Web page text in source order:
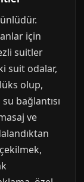
için
suitler
suit odalar,
olup,
bağlantısı
ve